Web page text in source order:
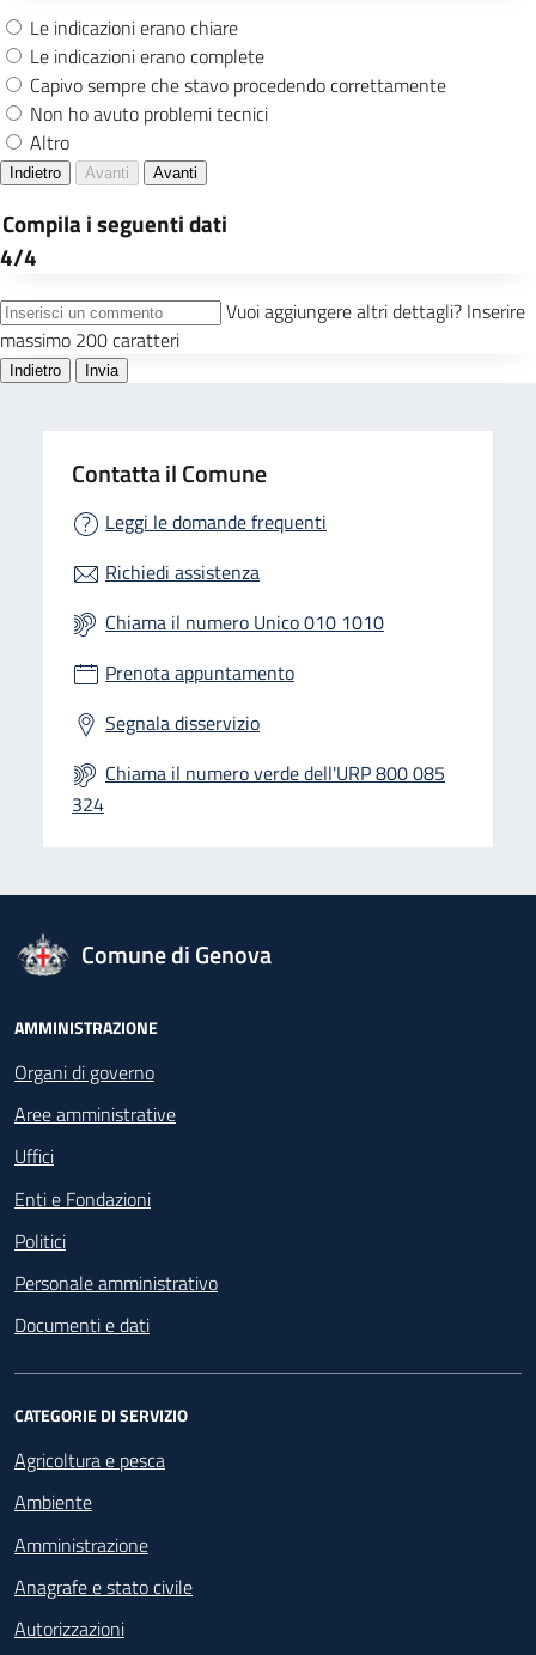
Contatta il Comune
Leggi le domande frequenti
Richiedi assistenza
Chiama il numero Unico 010 1010
Prenota appuntamento
Segnala disservizio
Chiama il numero verde dell'URP 800 085
324
logo Unione Europea
Comune di Genova
Footer - Navigazione
AMMINISTRAZIONE
Organi di governo
Aree amministrative
Uffici
Enti e Fondazioni
Politici
Personale amministrativo
Documenti e dati
CATEGORIE DI SERVIZIO
Agricoltura e pesca
Ambiente
Amministrazione
Anagrafe e stato civile
Autorizzazioni